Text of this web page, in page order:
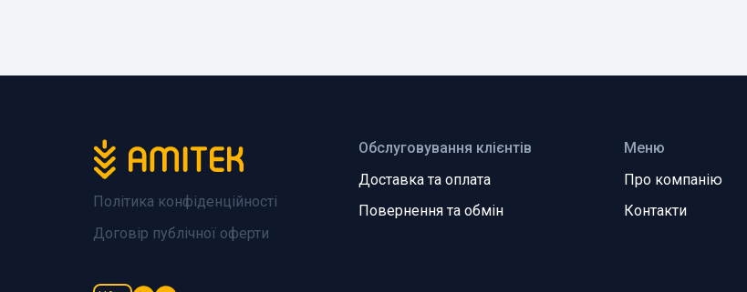
Політика конфіденційності
Договір публічної оферти
Обслуговування клієнтів
Доставка та оплата
Повернення та обмін
Меню
Про компанію
Контакти